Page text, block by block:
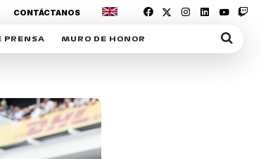
PRENSA MURO DE HONOR
CONTÁCTANOS